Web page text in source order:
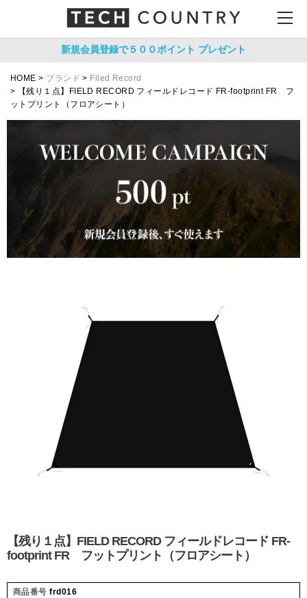
新規会員登録で５００ポイント プレゼント
HOME ブランド
Filed Record
【残り１点】FIELD RECORD フィールドレコード FR-footprint FR フ
ットプリント（フロアシート）
【残り１点】FIELD RECORD フィールドレコード FR-
footprint FR フットプリント（フロアシート）
商品番号 frd016